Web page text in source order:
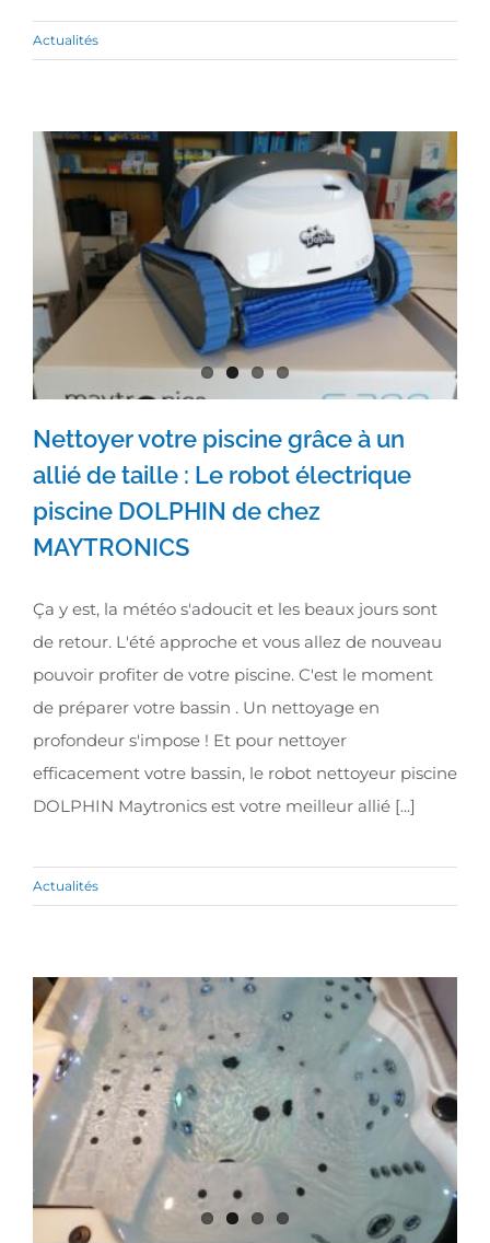
Actualités
Nettoyer votre piscine grâce à un
allié de taille : Le robot électrique
piscine DOLPHIN de chez
MAYTRONICS
Nettoyer votre piscine grâce à un
allié de taille : Le robot électrique
piscine DOLPHIN de chez
MAYTRONICS
Ça y est, la météo s'adoucit et les beaux jours sont
de retour. L'été approche et vous allez de nouveau
pouvoir profiter de votre piscine. C'est le moment
de préparer votre bassin . Un nettoyage en
profondeur s'impose ! Et pour nettoyer
efficacement votre bassin, le robot nettoyeur piscine
DOLPHIN Maytronics est votre meilleur allié [...]
Actualités